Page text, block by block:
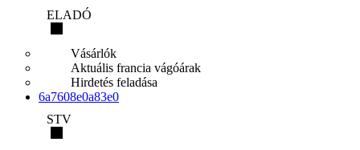
ELADÓ
Vásárlók
Aktuális francia vágóárak
Hirdetés feladása
6a7608e0a83e0
STV